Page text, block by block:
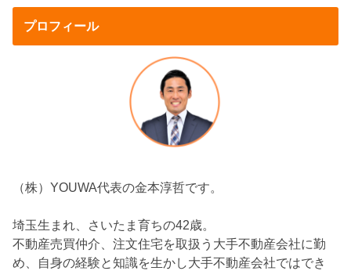
プロフィール
（株）YOUWA代表の金本淳哲です。
埼玉生まれ、さいたま育ちの42歳。
不動産売買仲介、注文住宅を取扱う大手不動産会社に勤
め、自身の経験と知識を生かし大手不動産会社ではでき